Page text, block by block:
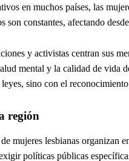
en muchos países, las
constantes, afectando
y activistas centran sus
mental y la calidad de vida
sino con el
región
mujeres lesbianas organizan
políticas públicas